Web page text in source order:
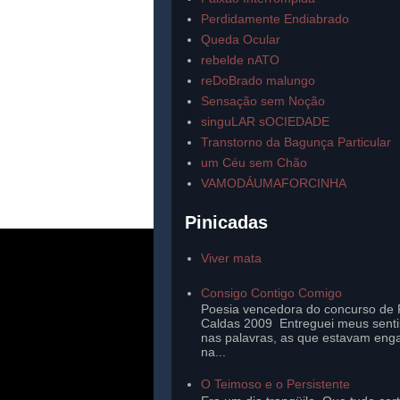
Perdidamente Endiabrado
Queda Ocular
rebelde nATO
reDoBrado malungo
Sensação sem Noção
singuLAR sOCIEDADE
Transtorno da Bagunça Particular
um Céu sem Chão
VAMODÁUMAFORCINHA
Pinicadas
Viver mata
Consigo Contigo Comigo
Poesia vencedora do concurso de
Caldas 2009 Entreguei meus
nas palavras, as que estavam
na...
O Teimoso e o Persistente